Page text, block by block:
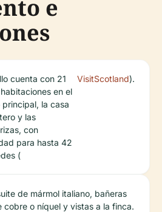
e
cuenta con 21
en el
la casa
y las
con
para hasta 42
(
VisitScotland).
de mármol italiano, bañeras
cobre o níquel y vistas a la finca.